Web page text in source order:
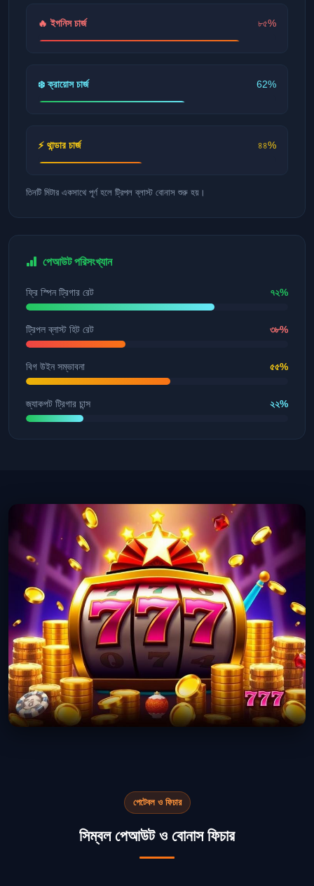
🔥 ইগনিস চার্জ ৮৫%
❄️ ক্রায়োস চার্জ 62%
⚡ থান্ডার চার্জ ৪৪%
তিনটি মিটার একসাথে পূর্ণ হলে ট্রিপল ব্লাস্ট বোনাস শুরু হয়।
পেআউট পরিসংখ্যান
ফ্রি স্পিন ট্রিগার রেট ৭২%
ট্রিপল ব্লাস্ট হিট রেট ৩৮%
বিগ উইন সম্ভাবনা ৫৫%
জ্যাকপট ট্রিগার চান্স ২২%
পেটেবল ও ফিচার
সিম্বল পেআউট ও বোনাস ফিচার